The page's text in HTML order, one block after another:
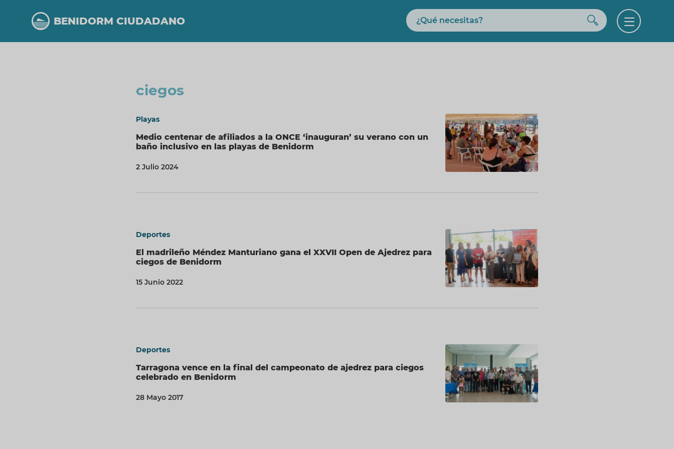
contenido
BENIDORM CIUDADANO
Buscar Buscar
Open
ciegos
Playas
Medio centenar de afiliados a la ONCE ‘inauguran’ su verano con un
baño inclusivo en las playas de Benidorm
2 Julio 2024
Deportes
El madrileño Méndez Manturiano gana el XXVII Open de Ajedrez para
ciegos de Benidorm
15 Junio 2022
Deportes
Tarragona vence en la final del campeonato de ajedrez para ciegos
celebrado en Benidorm
28 Mayo 2017